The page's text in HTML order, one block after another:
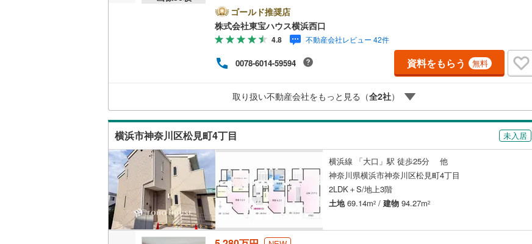
で物件を成約するとPayPayボーナスライトがもらえる「Yahoo！ 不動産 物件
ご成約キャンペーン」の対象になります。「資料をもらう」「見学予約をす
る」ボタンからお問い合わせください。※必ずYahoo！ JAPAN IDでログインし
てください。※PayPayボーナスライトは出金と譲渡はできません。有効期限は
付与日から60日です。ーーーーーーーーーーーーーーーーーーーーーーーーー
ー紹介金融機関/都市銀行利率/年利 0.95％（変動金利）※上記金利は 2026年8月
時点 のものであり、実際の適用金利は融資実行時のものとなります。金利情勢
ーーーーーーーーーーー
ゴールド推奨店
株式会社東宝ハウス横浜西口
4.8 不動産会社レビュー 42件
0078-6014-59594 資料をもらう 無料
取り扱い不動産会社をもっと見る（全2社）
横浜市神奈川区松見町4丁目 未入居
横浜線 「大口」駅 徒歩25分 他
神奈川県横浜市神奈川区松見町4丁目
2LDK＋S/地上3階
土地69.14m2 / 建物 94.27m2